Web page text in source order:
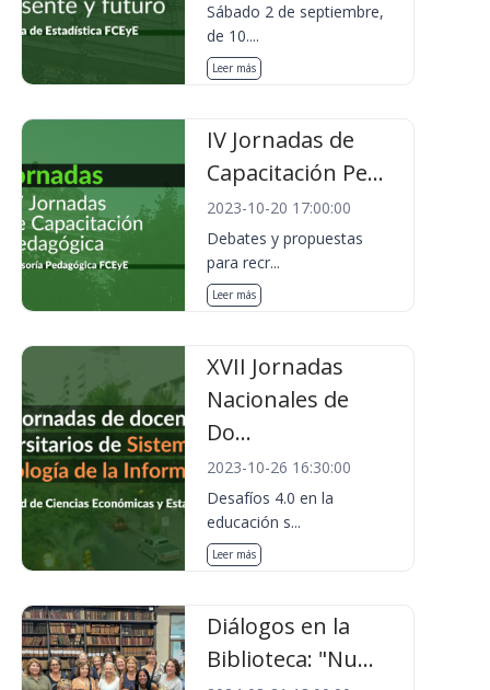
Sábado 2 de septiembre,
de 10....
Leer más
IV Jornadas de
Capacitación Pe...
2023-10-20 17:00:00
Debates y propuestas
para recr...
Leer más
XVII Jornadas
Nacionales de
Do...
2023-10-26 16:30:00
Desafíos 4.0 en la
educación s...
Leer más
Diálogos en la
Biblioteca: "Nu...